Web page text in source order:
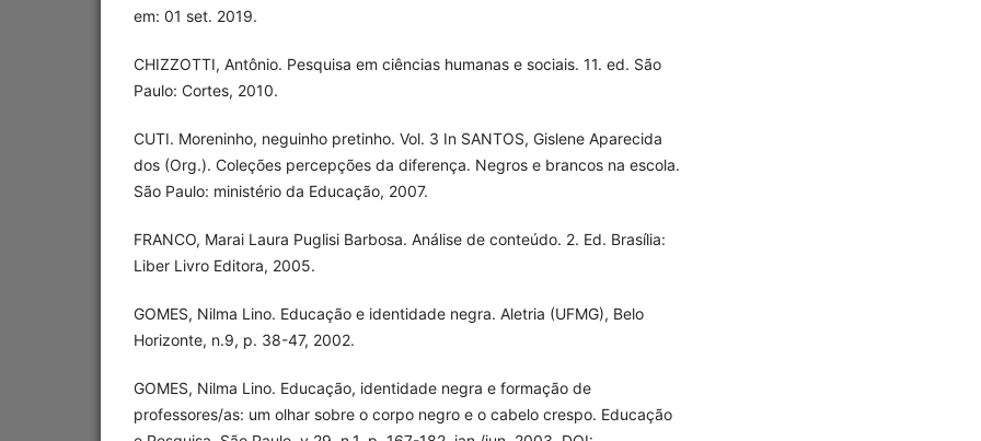
em: 01 set. 2019.
CHIZZOTTI, Antônio. Pesquisa em ciências humanas e sociais. 11. ed. São
Paulo: Cortes, 2010.
CUTI. Moreninho, neguinho pretinho. Vol. 3 In SANTOS, Gislene Aparecida
dos (Org.). Coleções percepções da diferença. Negros e brancos na escola.
São Paulo: ministério da Educação, 2007.
FRANCO, Marai Laura Puglisi Barbosa. Análise de conteúdo. 2. Ed. Brasília:
Liber Livro Editora, 2005.
GOMES, Nilma Lino. Educação e identidade negra. Aletria (UFMG), Belo
Horizonte, n.9, p. 38-47, 2002.
GOMES, Nilma Lino. Educação, identidade negra e formação de
professores/as: um olhar sobre o corpo negro e o cabelo crespo. Educação